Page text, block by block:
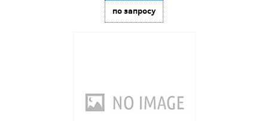
по запросу